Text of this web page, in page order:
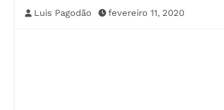
Luis Pagodão fevereiro 11, 2020